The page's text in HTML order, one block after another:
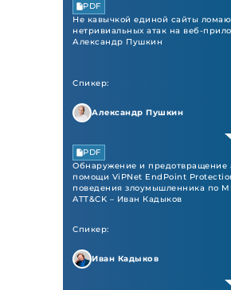
PDF
Не кавычкой единой сайты
нетривиальных атак на веб-
Александр Пушкин
Спикер:
Александр Пушкин
PDF
Обнаружение и предотвращение
помощи ViPNet EndPoint
поведения злоумышленника по
ATT&CK – Иван Кадыков
Спикер:
Иван Кадыков